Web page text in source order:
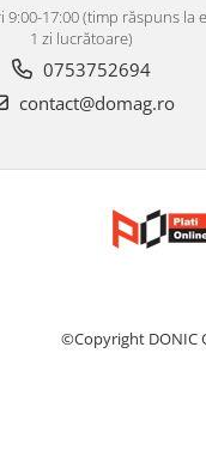
17:00 (timp răspuns la
1 zi lucrătoare)
0753752694
contact@domag.ro
©Copyright DONIC